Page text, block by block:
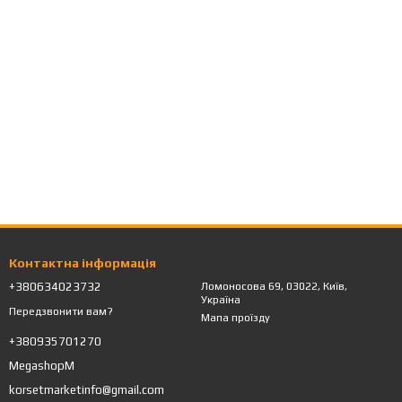
Не рекомендується використовувати агресивні засоби або
Представлені моделі різних стилів і призначення.
Контактна інформація
+380634023732
Передзвонити вам?
+380935701270
MegashopM
korsetmarketinfo@gmail.com
Ломоносова 69, 03022, Київ,
Україна
Мапа проїзду